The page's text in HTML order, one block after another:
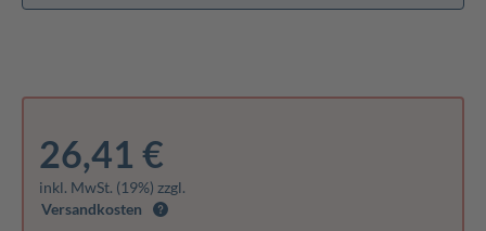
26,41 €
inkl. MwSt. (19%) zzgl.
Versandkosten